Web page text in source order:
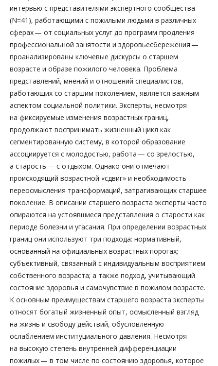
интервью с представителями экспертного сообщества
(N=41), работающими с пожилыми людьми в различных
сферах — от социальных услуг до программ продления
профессиональной занятости и здоровьесбережения —
проанализированы ключевые дискурсы о старшем
возрасте и образе пожилого человека. Проблема
представлений, мнений и отношений специалистов,
работающих со старшим поколением, является важным
аспектом социальной политики. Эксперты, несмотря
на фиксируемые изменения возрастных границ,
продолжают воспринимать жизненный цикл как
сегментированную систему, в которой образование
ассоциируется с молодостью, работа — со зрелостью,
а старость — с отдыхом. Однако они отмечают
происходящий возрастной «сдвиг» и необходимость
переосмысления трансформаций, затрагивающих старшее
поколение. В описании старшего возраста эксперты часто
опираются на устоявшиеся представления о старости как
периоде болезни и угасания. При определении возрастных
границ они используют три подхода: нормативный,
основанный на официальных возрастных порогах;
субъективный, связанный с индивидуальным восприятием
собственного возраста; а также подход, учитывающий
состояние здоровья и самочувствие в пожилом возрасте.
К основным преимуществам старшего возраста эксперты
относят богатый жизненный опыт, осмысленный взгляд
на жизнь и свободу действий, обусловленную
ослаблением институциального давления. Несмотря
на высокую степень внутренней дифференциации
пожилых — в том числе по состоянию здоровья, которое